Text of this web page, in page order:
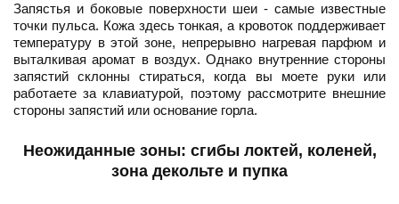
Запястья и боковые поверхности шеи - самые известные
точки пульса. Кожа здесь тонкая, а кровоток поддерживает
температуру в этой зоне, непрерывно нагревая парфюм и
выталкивая аромат в воздух. Однако внутренние стороны
запястий склонны стираться, когда вы моете руки или
работаете за клавиатурой, поэтому рассмотрите внешние
стороны запястий или основание горла.
Неожиданные зоны: сгибы локтей, коленей,
зона декольте и пупка